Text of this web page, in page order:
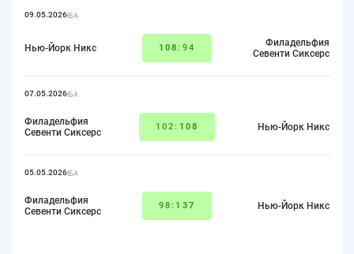
09.05.2026НБА
Нью-Йорк Никс 108:94
Филадельфия
Севенти Сиксерс
07.05.2026НБА
Филадельфия
Севенти Сиксерс
102: 108 Нью-Йорк Никс
05.05.2026НБА
Филадельфия
Севенти Сиксерс
98: 137 Нью-Йорк Никс